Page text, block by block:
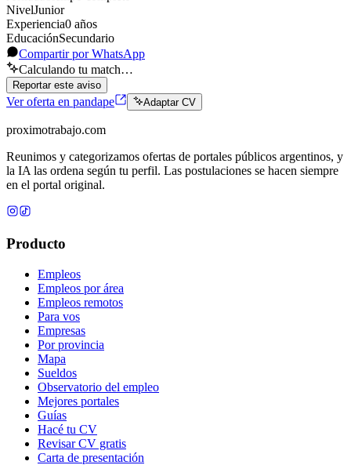
NivelJunior
Experiencia0 años
EducaciónSecundario
Compartir por WhatsApp
Calculando tu match…
Reportar este aviso
Ver oferta en pandape Adaptar CV
proximotrabajo.com
Reunimos y categorizamos ofertas de portales públicos argentinos, y
la IA las ordena según tu perfil. Las postulaciones se hacen siempre
en el portal original.
Producto
Empleos
Empleos por área
Empleos remotos
Para vos
Empresas
Por provincia
Mapa
Sueldos
Observatorio del empleo
Mejores portales
Guías
Hacé tu CV
Revisar CV gratis
Carta de presentación